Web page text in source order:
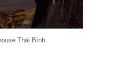
Thái Bình.